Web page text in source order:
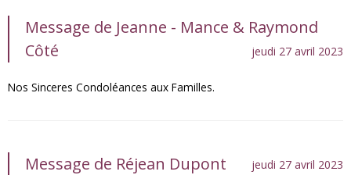
Message de Jeanne - Mance & Raymond
Côté
jeudi 27 avril 2023
Nos Sinceres Condoléances aux Familles.
Message de Réjean Dupont jeudi 27 avril 2023